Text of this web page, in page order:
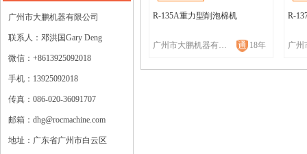
广州市大鹏机器有限公司
联系人：邓洪国Gary Deng
微信：+8613925092018
手机：13925092018
传真：086-020-36091707
邮箱：dhg@rocmachine.com
地址：广东省广州市白云区
R-135A重力型削泡棉机
广州市大鹏机器有限公司 18年
R-